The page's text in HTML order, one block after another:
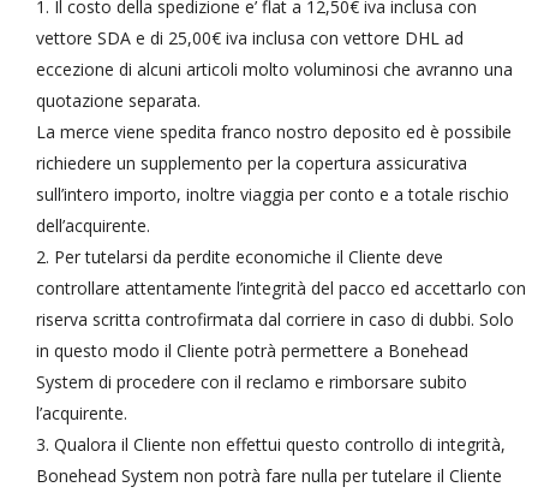
Il costo della spedizione e’ flat a 12,50€ iva inclusa con
vettore SDA e di 25,00€ iva inclusa con vettore DHL ad
eccezione di alcuni articoli molto voluminosi che avranno una
quotazione separata.
La merce viene spedita franco nostro deposito ed è possibile
richiedere un supplemento per la copertura assicurativa
sull’intero importo, inoltre viaggia per conto e a totale rischio
dell’acquirente.
Per tutelarsi da perdite economiche il Cliente deve
controllare attentamente l’integrità del pacco ed accettarlo con
riserva scritta controfirmata dal corriere in caso di dubbi. Solo
in questo modo il Cliente potrà permettere a Bonehead
System di procedere con il reclamo e rimborsare subito
l’acquirente.
Qualora il Cliente non effettui questo controllo di integrità,
Bonehead System non potrà fare nulla per tutelare il Cliente